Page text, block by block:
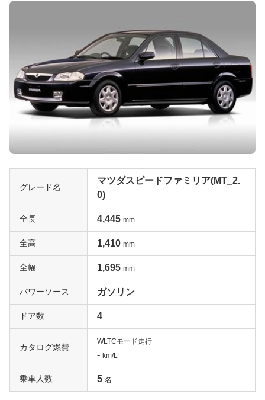
グレード名
マツダスピードファミリア(MT_2.
0)
全長 4,445 mm
全高 1,410 mm
全幅 1,695 mm
パワーソース ガソリン
ドア数 4
カタログ燃費
WLTCモード走行
- km/L
乗車人数 5 名